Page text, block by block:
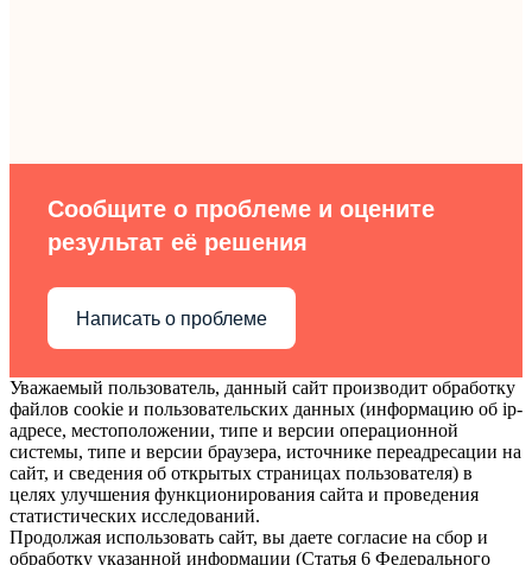
Сообщите о проблеме и оцените
результат её решения
Написать о проблеме
Уважаемый пользователь, данный сайт производит обработку
файлов cookie и пользовательских данных (информацию об ip-
адресе, местоположении, типе и версии операционной
системы, типе и версии браузера, источнике переадресации на
сайт, и сведения об открытых страницах пользователя) в
целях улучшения функционирования сайта и проведения
статистических исследований.
Продолжая использовать сайт, вы даете согласие на сбор и
обработку указанной информации (Статья 6 Федерального